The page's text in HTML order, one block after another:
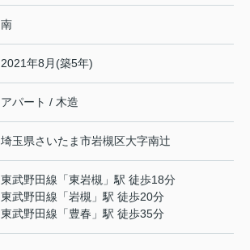
南
2021年8月(築5年)
アパート / 木造
埼玉県さいたま市岩槻区大字南辻
東武野田線 「東岩槻 」駅 徒歩18分
東武野田線 「岩槻 」駅 徒歩20分
東武野田線 「豊春 」駅 徒歩35分